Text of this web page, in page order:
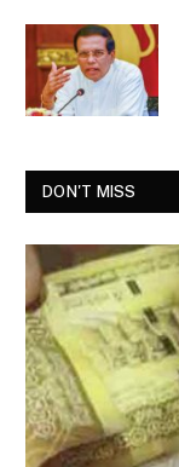
DON'T MISS